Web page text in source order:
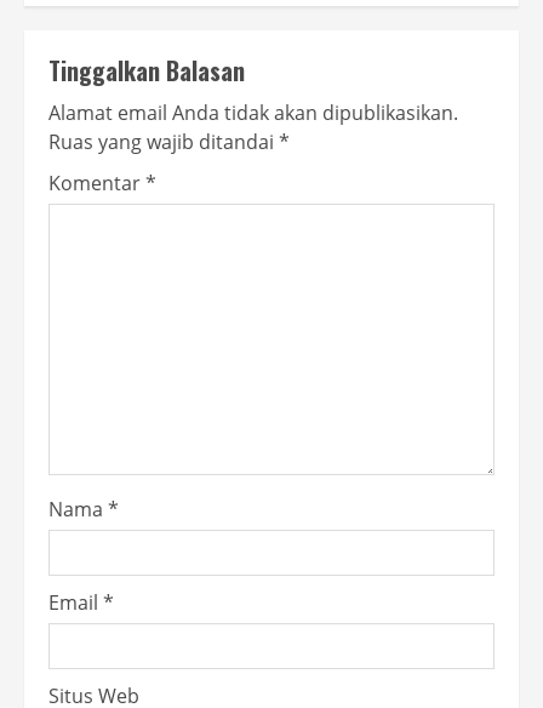
Tinggalkan Balasan
Alamat email Anda tidak akan dipublikasikan.
Ruas yang wajib ditandai *
Komentar*
Nama *
Email *
Situs Web